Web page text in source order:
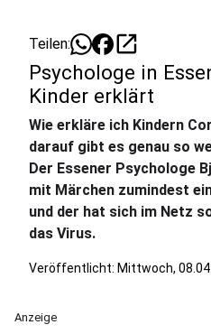
Teilen: open_in_new
Psychologe in
Kinder erklärt
Wie erkläre ich Kindern
darauf gibt es genau so
Der Essener Psychologe
mit Märchen zumindest
und der hat sich im Netz
das Virus.
Veröffentlicht: Mittwoch,
Anzeige